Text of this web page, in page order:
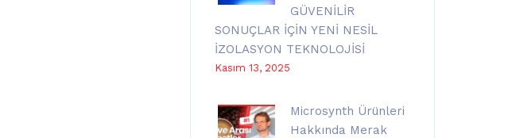
GÜVENİLİR
SONUÇLAR İÇİN YENİ NESİL
İZOLASYON TEKNOLOJİSİ
Kasım 13, 2025
Microsynth Ürünleri
Hakkında Merak